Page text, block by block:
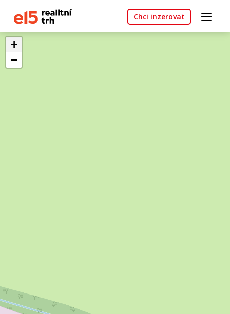
Chci inzerovat
+
−